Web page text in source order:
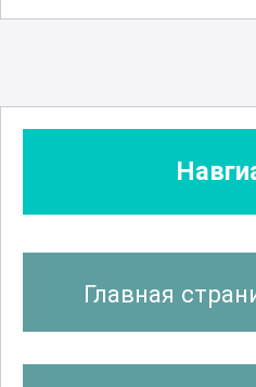
Клиническая
Главная